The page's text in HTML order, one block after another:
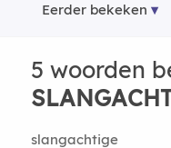
Eerder bekeken
5 woorden
slangachtige